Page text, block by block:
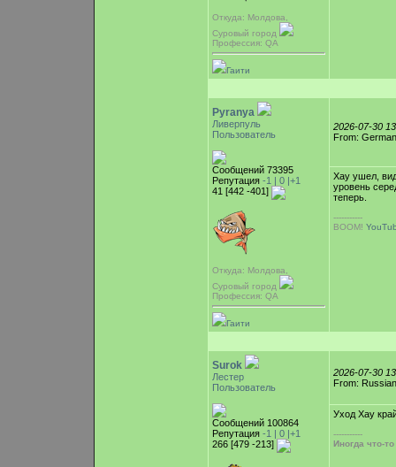
Откуда: Молдова,
Суровый город
Профессия: QA
Гаити
Pyranya
Ливерпуль
Пользователь
Сообщений 73395
Репутация -1 | 0 |+1
41 [442 -401]
Откуда: Молдова,
Суровый город
Профессия: QA
Гаити
2026-07-30
From:
Хау ушел,
уровень
теперь.
-----------
BOOM!
Surok
Лестер
Пользователь
Сообщений 100864
Репутация -1 | 0 |+1
266 [479 -213]
2026-07-30
From:
Уход Хау
-----------
Иногда что-